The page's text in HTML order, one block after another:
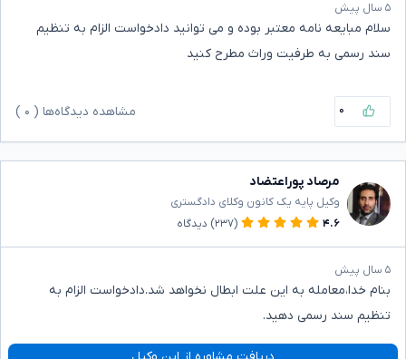
۵ سال پیش
سلام مبایعه نامه معتبر بوده و می توانید دادخواست الزام به تنظیم
سند رسمی به طرفیت وراث مطرح کنید
۰ مشاهده دیدگاه‌ها ( ۰
مرصاد پوراعتضاد
وکیل پایه یک کانون وکلای دادگستری
۴.۶
(۲۳۷) دیدگاه
۵ سال پیش
بنام خدا،معامله به این علت ابطال نخواهد شد.دادخواست الزام به
تنظیم سند رسمی دهید.